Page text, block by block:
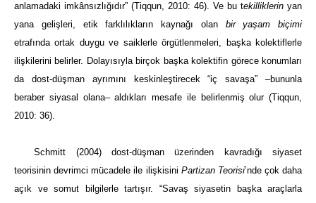
anlamadaki imkânsızlığıdır” (Tiqqun, 2010: 46). Ve bu tekilliklerin yan
yana gelişleri, etik farklılıkların kaynağı olan bir yaşam biçimi
etrafında ortak duygu ve saiklerle örgütlenmeleri, başka kolektiflerle
ilişkilerini belirler. Dolayısıyla birçok başka kolektifin görece konumları
da dost-düşman ayrımını keskinleştirecek “iç savaşa” –bununla
beraber siyasal olana– aldıkları mesafe ile belirlenmiş olur (Tiqqun,
2010: 36).
Schmitt (2004) dost-düşman üzerinden kavradığı siyaset
teorisinin devrimci mücadele ile ilişkisini Partizan Teorisi’nde çok daha
açık ve somut bilgilerle tartışır. “Savaş siyasetin başka araçlarla